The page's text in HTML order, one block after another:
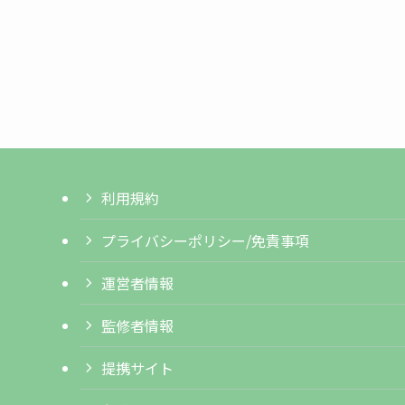
利用規約
プライバシーポリシー/免責事項
運営者情報
監修者情報
提携サイト